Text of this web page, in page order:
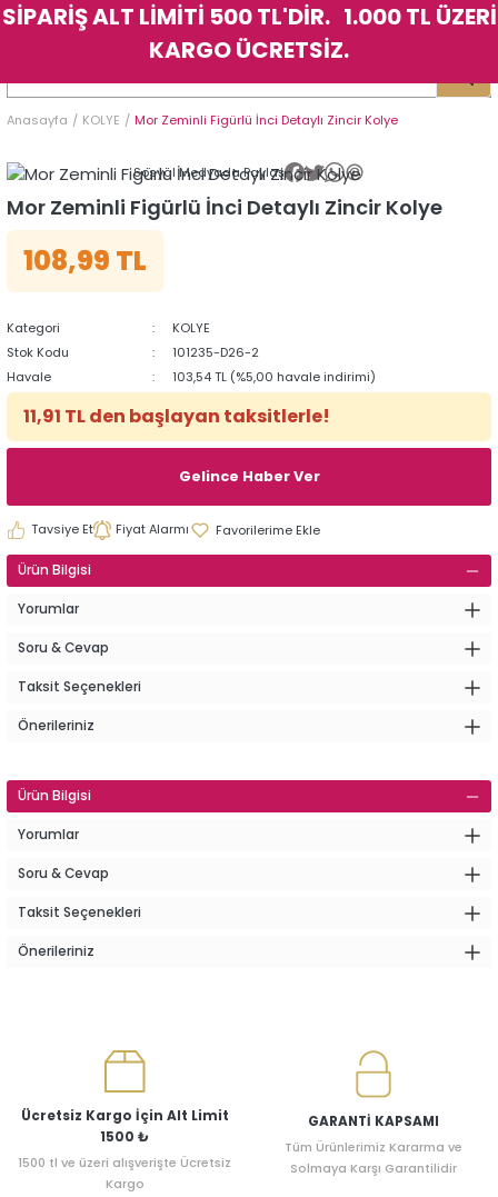
Geri Dön
Geri Dön
Geri Dön
Geri Dön
Geri Dön
Geri Dön
Anasayfa KOLYE Mor Zeminli Figürlü İnci Detaylı Zincir Kolye
Sosyal Medyada Paylaş
Mor Zeminli Figürlü İnci Detaylı Zincir Kolye
108,99 TL
Kategori
KOLYE
Stok Kodu
101235-D26-2
Havale
103,54 TL (%5,00 havale indirimi)
11,91 TL den başlayan taksitlerle!
Gelince Haber Ver
Tavsiye Et Fiyat Alarmı
Ürün Bilgisi
Yorumlar
Soru & Cevap
Taksit Seçenekleri
Önerileriniz
Ürün Bilgisi
Yorumlar
Soru & Cevap
Taksit Seçenekleri
Önerileriniz
Ücretsiz Kargo İçin Alt Limit
1500 ₺
1500 tl ve üzeri alışverişte Ücretsiz
Kargo
GARANTİ KAPSAMI
Tüm Ürünlerimiz Kararma ve
Solmaya Karşı Garantilidir
Geri Dön
Geri Dön
Geri Dön
Geri Dön
Geri Dön
Geri Dön
SİPARİŞ ALT LİMİTİ 500 TL'DİR. 1.000 TL ÜZERİ
KARGO ÜCRETSİZ.